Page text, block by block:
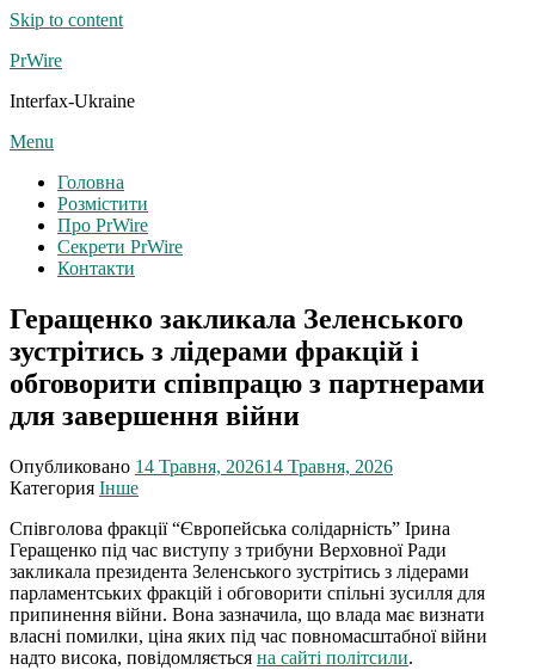
Skip to content
PrWire
Interfax-Ukraine
Menu
Головна
Розмістити
Про PrWire
Секрети PrWire
Контакти
Геращенко закликала Зеленського
зустрітись з лідерами фракцій і
обговорити співпрацю з партнерами
для завершення війни
Опубликовано 14 Травня, 202614 Травня, 2026
Категория Інше
Співголова фракції “Європейська солідарність” Ірина
Геращенко під час виступу з трибуни Верховної Ради
закликала президента Зеленського зустрітись з лідерами
парламентських фракцій і обговорити спільні зусилля для
припинення війни. Вона зазначила, що влада має визнати
власні помилки, ціна яких під час повномасштабної війни
надто висока, повідомляється на сайті політсили.